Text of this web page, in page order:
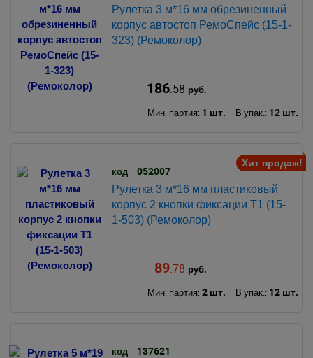
Рулетка 3 м*16 мм обрезиненный
корпус автостоп РемоСпейс (15-1-
323) (Ремоколор)
186.58 руб.
Мин. партия: 1 шт. В упак.: 12 шт.
Хит продаж!
код 052007
Рулетка 3 м*16 мм пластиковый
корпус 2 кнопки фиксации Т1 (15-
1-503) (Ремоколор)
89.78 руб.
Мин. партия: 2 шт. В упак.: 12 шт.
код 137621